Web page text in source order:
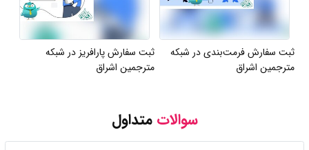
ثبت سفارش فرمت‌بندی در شبکه
مترجمین اشراق
ثبت سفارش پارافریز در شبکه
مترجمین اشراق
سوالاتمتداول